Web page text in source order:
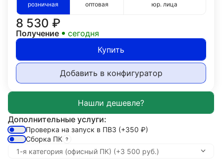
розничная оптовая юр. лица
8 530 ₽
Получение
сегодня
Купить
Добавить в конфигуратор
Дополнительные услуги:
Проверка на запуск в ПВЗ (+350 ₽)
Сборка ПК